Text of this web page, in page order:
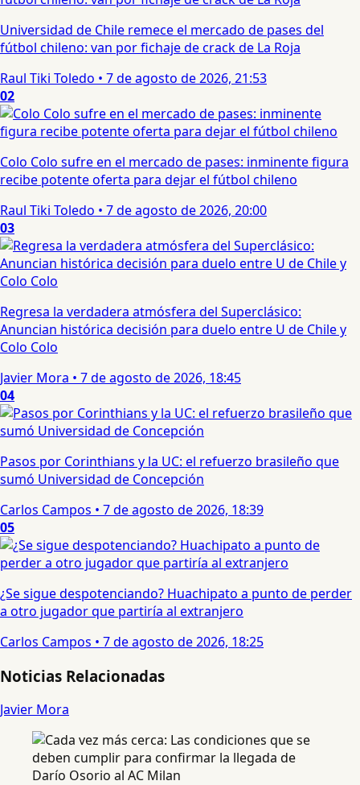
Universidad de Chile remece el mercado de pases del
fútbol chileno: van por fichaje de crack de La Roja
Raul Tiki Toledo • 7 de agosto de 2026, 21:53
02
Colo Colo sufre en el mercado de pases: inminente figura
recibe potente oferta para dejar el fútbol chileno
Raul Tiki Toledo • 7 de agosto de 2026, 20:00
03
Regresa la verdadera atmósfera del Superclásico:
Anuncian histórica decisión para duelo entre U de Chile y
Colo Colo
Javier Mora • 7 de agosto de 2026, 18:45
04
Pasos por Corinthians y la UC: el refuerzo brasileño que
sumó Universidad de Concepción
Carlos Campos • 7 de agosto de 2026, 18:39
05
¿Se sigue despotenciando? Huachipato a punto de perder
a otro jugador que partiría al extranjero
Carlos Campos • 7 de agosto de 2026, 18:25
Noticias Relacionadas
Javier Mora